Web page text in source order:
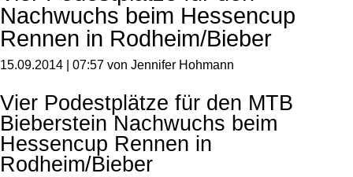
Nachwuchs beim Hessencup
Rennen in Rodheim/Bieber
15.09.2014 | 07:57 von Jennifer Hohmann
Vier Podestplätze für den MTB
Bieberstein Nachwuchs beim
Hessencup Rennen in
Rodheim/Bieber